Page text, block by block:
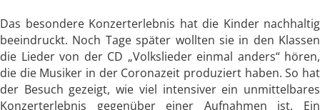
Das besondere Konzerterlebnis hat die Kinder nachhaltig
beeindruckt. Noch Tage später wollten sie in den Klassen
die Lieder von der CD „Volkslieder einmal anders“ hören,
die die Musiker in der Coronazeit produziert haben. So hat
der Besuch gezeigt, wie viel intensiver ein unmittelbares
Konzerterlebnis gegenüber einer Aufnahmen ist. Ein